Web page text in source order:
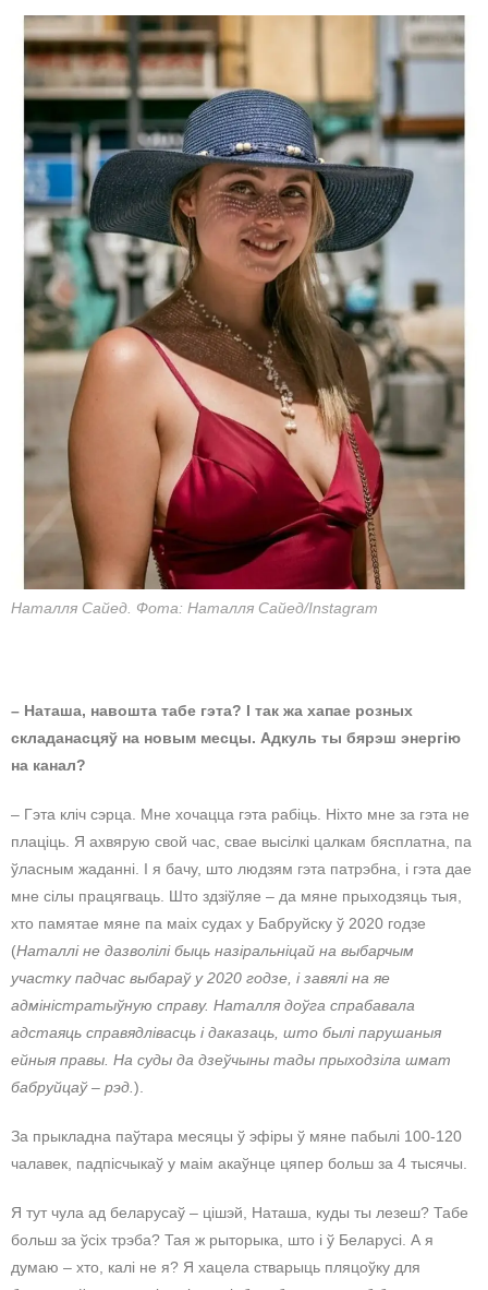
Наталля Сайед. Фота: Наталля Сайед/Instagram
– Наташа, навошта табе гэта? І так жа хапае розных
складанасцяў на новым месцы. Адкуль ты бярэш энергію
на канал?
– Гэта кліч сэрца. Мне хочацца гэта рабіць. Ніхто мне за гэта не
плаціць. Я ахвярую свой час, свае высілкі цалкам бясплатна, па
ўласным жаданні. І я бачу, што людзям гэта патрэбна, і гэта дае
мне сілы працягваць. Што здзіўляе – да мяне прыходзяць тыя,
хто памятае мяне па маіх судах у Бабруйску ў 2020 годзе
(Наталлі не дазволілі быць назіральніцай на выбарчым
участку падчас выбараў у 2020 годзе, і завялі на яе
адміністратыўную справу. Наталля доўга спрабавала
адстаяць справядлівасць і даказаць, што былі парушаныя
ейныя правы. На суды да дзеўчыны тады прыходзіла шмат
бабруйцаў – рэд. ).
За прыкладна паўтара месяцы ў эфіры ў мяне пабылі 100-120
чалавек, падпісчыкаў у маім акаўнце цяпер больш за 4 тысячы.
Я тут чула ад беларусаў – цішэй, Наташа, куды ты лезеш? Табе
больш за ўсіх трэба? Тая ж рыторыка, што і ў Беларусі. А я
думаю – хто, калі не я? Я хацела стварыць пляцоўку для